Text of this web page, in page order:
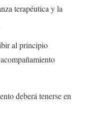
terapéutica y la
al principio
deberá tenerse en